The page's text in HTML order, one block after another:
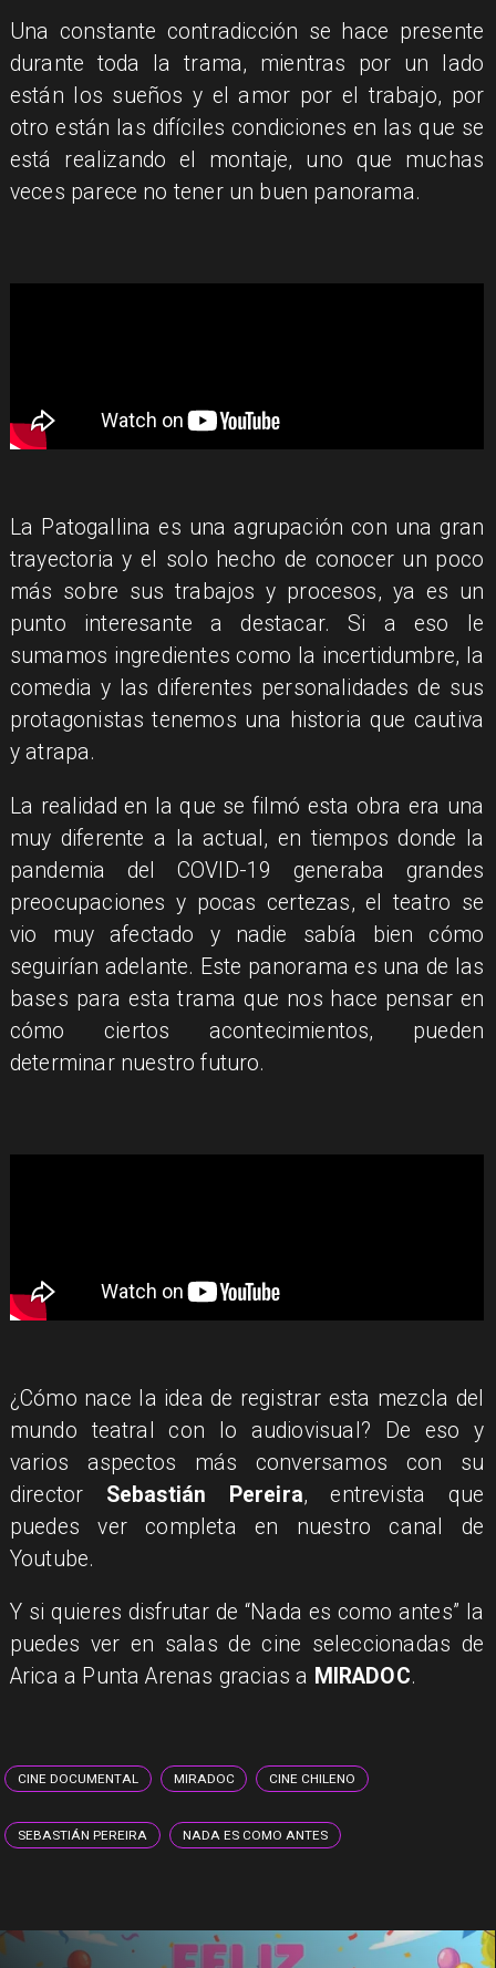
Una constante contradicción se hace presente
durante toda la trama, mientras por un lado
están los sueños y el amor por el trabajo, por
otro están las difíciles condiciones en las que se
está realizando el montaje, uno que muchas
veces parece no tener un buen panorama.
La Patogallina es una agrupación con una gran
trayectoria y el solo hecho de conocer un poco
más sobre sus trabajos y procesos, ya es un
punto interesante a destacar. Si a eso le
sumamos ingredientes como la incertidumbre, la
comedia y las diferentes personalidades de sus
protagonistas tenemos una historia que cautiva
y atrapa.
La realidad en la que se filmó esta obra era una
muy diferente a la actual, en tiempos donde la
pandemia del COVID-19 generaba grandes
preocupaciones y pocas certezas, el teatro se
vio muy afectado y nadie sabía bien cómo
seguirían adelante. Este panorama es una de las
bases para esta trama que nos hace pensar en
cómo ciertos acontecimientos, pueden
determinar nuestro futuro.
¿Cómo nace la idea de registrar esta mezcla del
mundo teatral con lo audiovisual? De eso y
varios aspectos más conversamos con su
director Sebastián Pereira, entrevista que
puedes ver completa en nuestro canal de
Youtube.
Y si quieres disfrutar de “Nada es como antes” la
puedes ver en salas de cine seleccionadas de
Arica a Punta Arenas gracias a MIRADOC.
CINE DOCUMENTAL MIRADOC CINE CHILENO
SEBASTIÁN PEREIRA NADA ES COMO ANTES